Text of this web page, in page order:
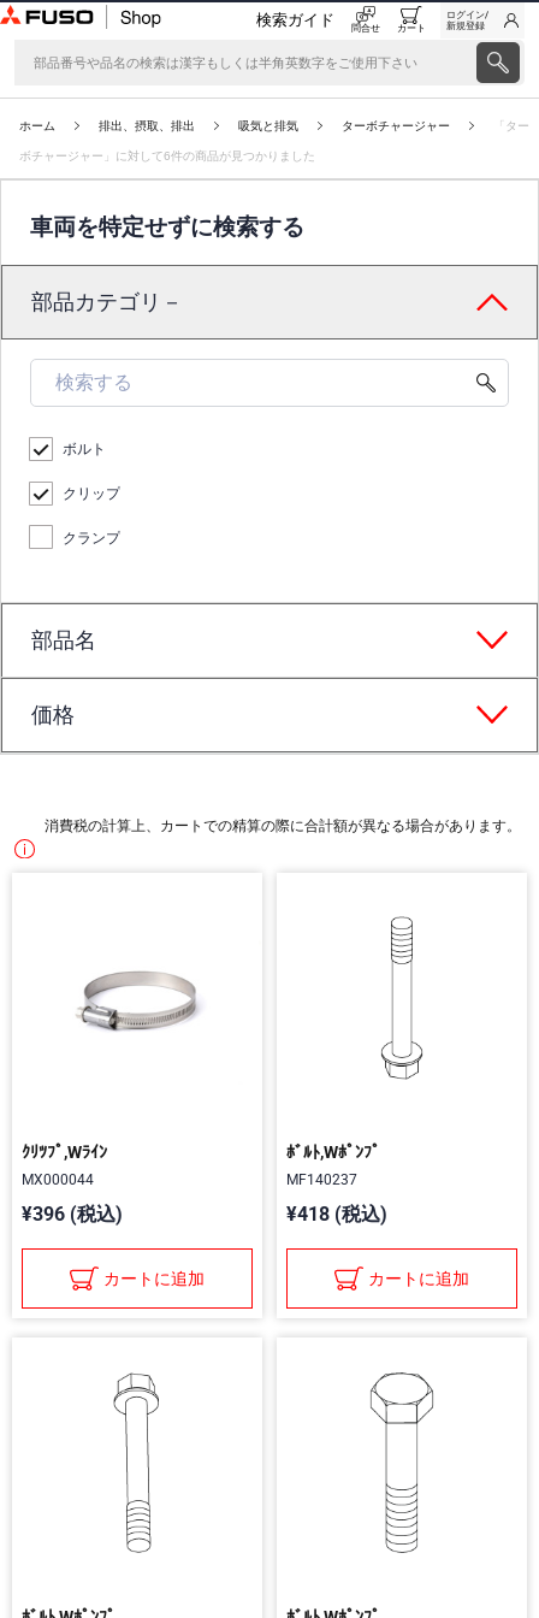
検索ガイド 問合せ カート
ログイン/
新規登録
ホーム 排出、摂取、排出 吸気と排気 ターボチャージャー 「ター
ボチャージャー」に対して6件の商品が見つかりました
車両を特定せずに検索する
部品カテゴリ－
ボルト
クリップ
クランプ
部品名
価格
消費税の計算上、カートでの精算の際に合計額が異なる場合があります。
ｸﾘﾂﾌﾟ,Wﾗｲﾝ
MX000044
¥396 (税込)
カートに追加
ﾎﾞﾙﾄ,Wﾎﾟﾝﾌﾟ
MF140237
¥418 (税込)
カートに追加